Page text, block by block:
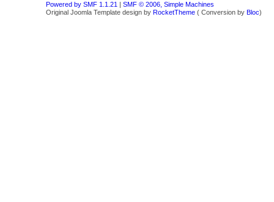
Powered by SMF 1.1.21 | SMF © 2006, Simple Machines
Original Joomla Template design by RocketTheme ( Conversion by Bloc)